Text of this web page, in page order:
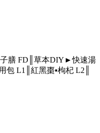
膳 FD║草本DIY►快速湯
包 L1║紅黑棗▪枸杞 L2║